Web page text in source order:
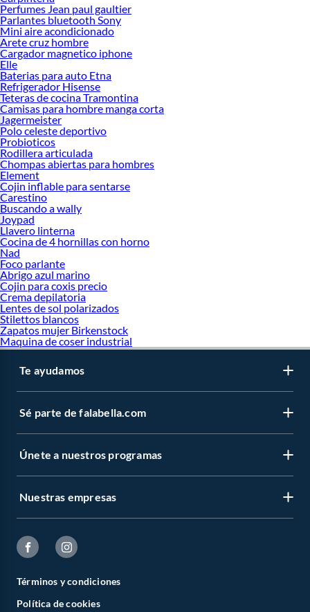
Perfumes Jean paul gaultier
Parlantes bluetooth Sony
Mini aire acondicionado
Arete cruz hombre
Cargador magnetico iphone
Elle
Baterias para auto Etna
Refrigerador Hisense
Teteras de cocina Tramontina
Camisas para hombre manga corta
Jagermeister
Polo celeste deportivo
Probioticos
Rodillera articulada
Chompas abiertas para hombres
Element
Cojin inflable para sentarse
Carestino
Buscando a wally
Joypad
Llavero linterna
Cocina de 4 hornillas con horno
Nad
Foco parlante
Abrigo azul marino
Cojin para coxis precio
Crema depilatoria
Lentes de sol polarizados
Stilettos blancos
Zapatos mujer Birkenstock
Maquina de coser industrial
Te ayudamos
Sé parte de falabella.com
Únete a nuestros programas
Nuestras empresas
Términos y condiciones
Política de cookies